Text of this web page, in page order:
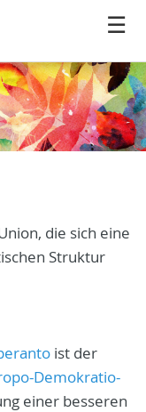
die sich eine
Struktur
ist der
Demokratio-
einer besseren